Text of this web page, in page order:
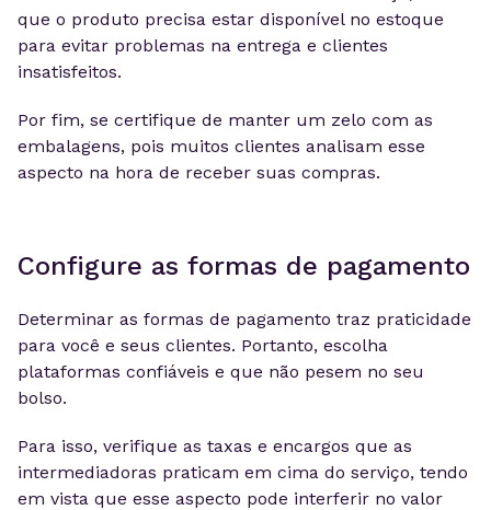
que o produto precisa estar disponível no estoque
para evitar problemas na entrega e clientes
insatisfeitos.
Por fim, se certifique de manter um zelo com as
embalagens, pois muitos clientes analisam esse
aspecto na hora de receber suas compras.
Configure as formas de pagamento
Determinar as formas de pagamento traz praticidade
para você e seus clientes. Portanto, escolha
plataformas confiáveis e que não pesem no seu
bolso.
Para isso, verifique as taxas e encargos que as
intermediadoras praticam em cima do serviço, tendo
em vista que esse aspecto pode interferir no valor